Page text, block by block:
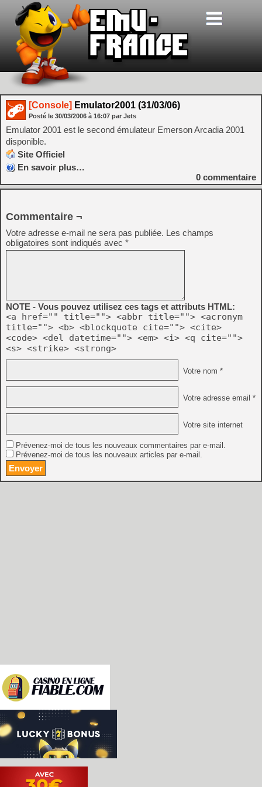
[Console] Emulator2001 (31/03/06)
Posté le 30/03/2006 à 16:07 par Jets
Emulator 2001 est le second émulateur Emerson Arcadia 2001
disponible.
Site Officiel
En savoir plus…
0 commentaire
Commentaire ¬
Votre adresse e-mail ne sera pas publiée. Les champs
obligatoires sont indiqués avec *
NOTE - Vous pouvez utilisez ces tags et attributs HTML:
<a href="" title=""> <abbr title=""> <acronym
title=""> <b> <blockquote cite=""> <cite>
<code> <del datetime=""> <em> <i> <q cite="">
<s> <strike> <strong>
Votre nom *
Votre adresse email *
Votre site internet
Prévenez-moi de tous les nouveaux commentaires par e-mail.
Prévenez-moi de tous les nouveaux articles par e-mail.